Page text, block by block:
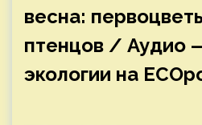
весна:
птенцов / Аудио
экологии на